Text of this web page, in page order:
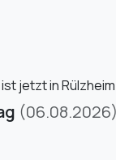
jetzt in
(06.08.2026)